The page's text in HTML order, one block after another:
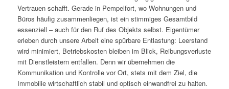
Vertrauen schafft. Gerade in Pempelfort, wo Wohnungen und
Büros häufig zusammenliegen, ist ein stimmiges Gesamtbild
essenziell – auch für den Ruf des Objekts selbst. Eigentümer
erleben durch unsere Arbeit eine spürbare Entlastung: Leerstand
wird minimiert, Betriebskosten bleiben im Blick, Reibungsverluste
mit Dienstleistern entfallen. Denn wir übernehmen die
Kommunikation und Kontrolle vor Ort, stets mit dem Ziel, die
Immobilie wirtschaftlich stabil und optisch einwandfrei zu halten.